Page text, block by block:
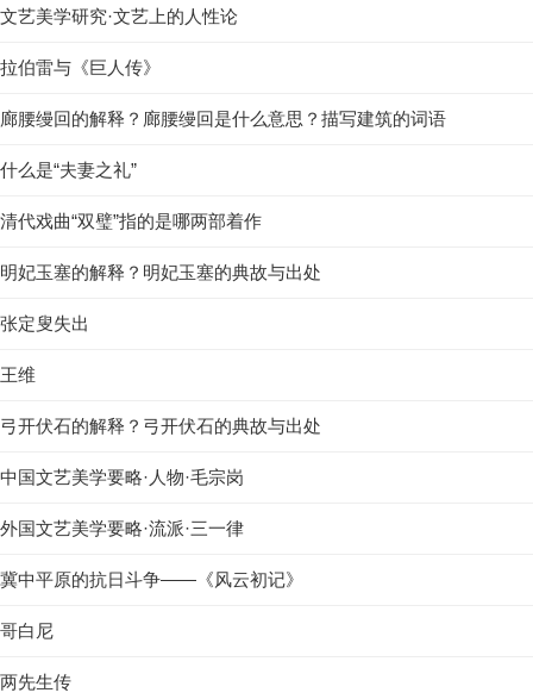
文艺美学研究·文艺上的人性论
拉伯雷与《巨人传》
廊腰缦回的解释？廊腰缦回是什么意思？描写建筑的词语
什么是“夫妻之礼”
清代戏曲“双璧”指的是哪两部着作
明妃玉塞的解释？明妃玉塞的典故与出处
张定叟失出
王维
弓开伏石的解释？弓开伏石的典故与出处
中国文艺美学要略·人物·毛宗岗
外国文艺美学要略·流派·三一律
冀中平原的抗日斗争——《风云初记》
哥白尼
两先生传